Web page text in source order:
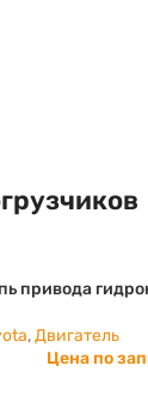
привода
,Двигатель
Цена по